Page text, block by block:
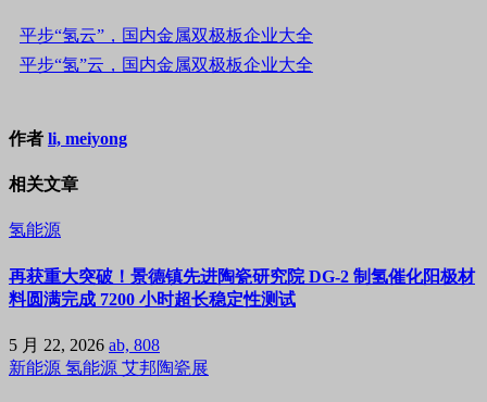
平步“氢云”，国内金属双极板企业大全
平步“氢”云，国内金属双极板企业大全
作者 li, meiyong
相关文章
氢能源
再获重大突破！景德镇先进陶瓷研究院 DG-2 制氢催化阳极材
料圆满完成 7200 小时超长稳定性测试
5 月 22, 2026 ab, 808
新能源 氢能源 艾邦陶瓷展